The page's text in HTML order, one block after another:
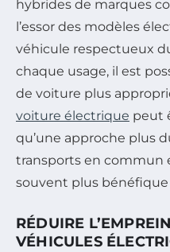
hybrides de marques
l’essor des modèles
véhicule respectueux
chaque usage, il est
de voiture plus
voiture électrique peut
qu’une approche plus
transports en commun
souvent plus
RÉDUIRE
VÉHICULES